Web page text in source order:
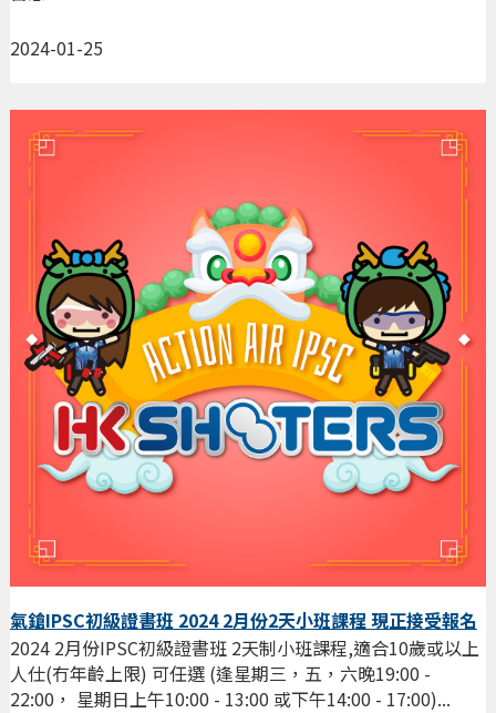
2024-01-25
氣鎗IPSC初級證書班 2024 2月份2天小班課程 現正接受報名
2024 2月份IPSC初級證書班 2天制小班課程,適合10歲或以上
人仕(冇年齡上限) 可任選 (逢星期三，五，六晚19:00 -
22:00， 星期日上午10:00 - 13:00 或下午14:00 - 17:00)...